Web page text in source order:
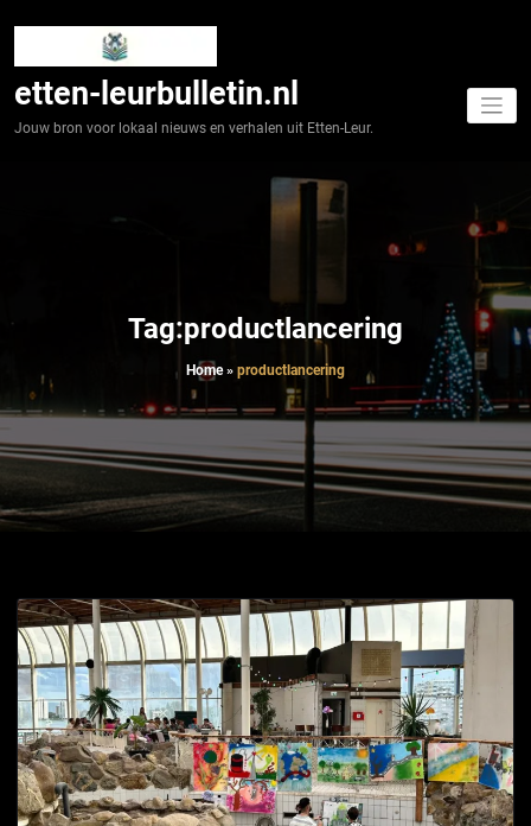
etten-leurbulletin.nl
Jouw bron voor lokaal nieuws en verhalen uit Etten-Leur.
Tag:productlancering
Home» productlancering